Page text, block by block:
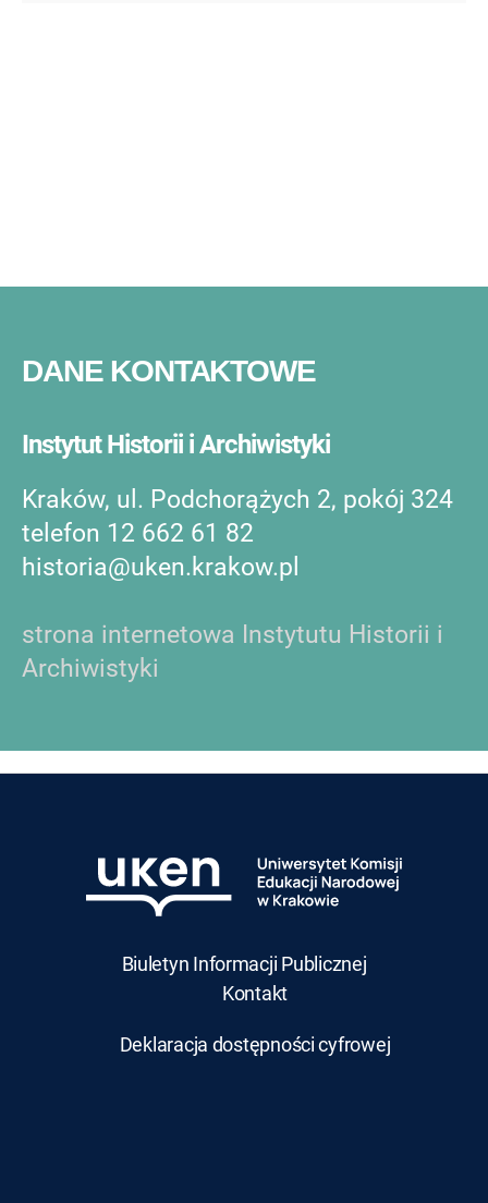
DANE KONTAKTOWE
Instytut Historii i Archiwistyki
Kraków, ul. Podchorążych 2, pokój 324
telefon 12 662 61 82
historia@uken.krakow.pl
strona internetowa Instytutu Historii i
Archiwistyki
Biuletyn Informacji Publicznej
Kontakt
Deklaracja dostępności cyfrowej